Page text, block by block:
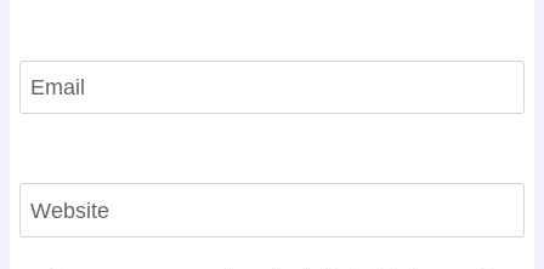
Email
Website